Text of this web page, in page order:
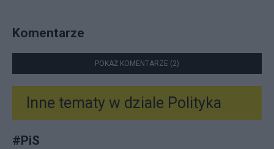
Komentarze
POKAŻ KOMENTARZE (2)
Inne tematy w dziale Polityka
#PiS